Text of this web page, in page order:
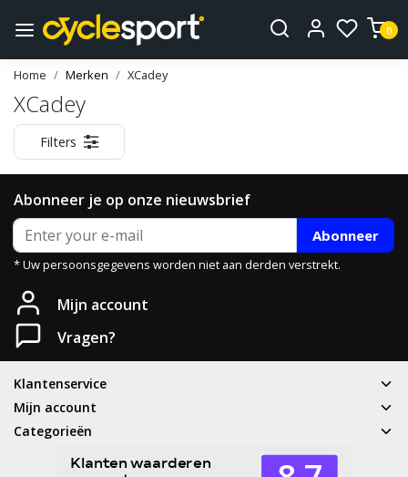
0
Home Merken XCadey
XCadey
Filters
Abonneer je op onze nieuwsbrief
Abonneer
* Uw persoonsgegevens worden niet aan derden verstrekt.
Mijn account
Vragen?
Klantenservice
Mijn account
Categorieën